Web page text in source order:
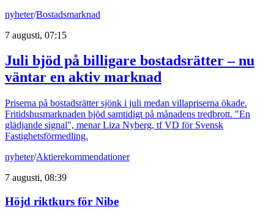
nyheter/Bostadsmarknad
7 augusti, 07:15
Juli bjöd på billigare bostadsrätter – nu
väntar en aktiv marknad
Priserna på bostadsrätter sjönk i juli medan villapriserna ökade.
Fritidshusmarknaden bjöd samtidigt på månadens tredbrott. "En
glädjande signal", menar Liza Nyberg, tf VD för Svensk
Fastighetsförmedling.
nyheter/Aktierekommendationer
7 augusti, 08:39
Höjd riktkurs för Nibe